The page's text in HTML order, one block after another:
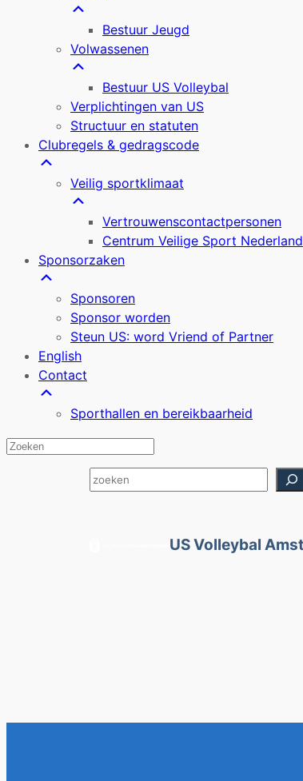
Bestuur Jeugd
Volwassenen
Bestuur US Volleybal
Verplichtingen van US
Structuur en statuten
Clubregels & gedragscode
Veilig sportklimaat
Vertrouwenscontactpersonen
Centrum Veilige Sport Nederland
Sponsorzaken
Sponsoren
Sponsor worden
Steun US: word Vriend of Partner
English
Contact
Sporthallen en bereikbaarheid
Zoeken
US Volleybal